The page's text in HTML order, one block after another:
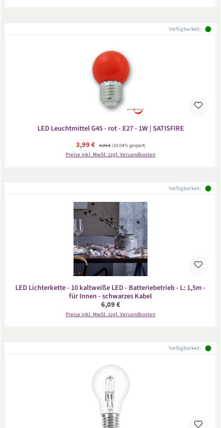
Verfügbarkeit:
LED Leuchtmittel G45 - rot - E27 - 1W | SATISFIRE
Verkaufspreis:
3,99 € Regulärer Preis:
4,99 €(20.04% gespart)
Preise inkl. MwSt. zzgl. Versandkosten
Verfügbarkeit:
LED Lichterkette - 10 kaltweiße LED - Batteriebetrieb - L: 1,5m -
für Innen - schwarzes Kabel
Regulärer Preis:
6,09 €
Preise inkl. MwSt. zzgl. Versandkosten
Verfügbarkeit: